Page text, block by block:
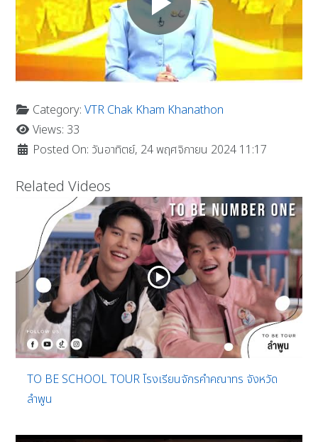
Category:VTR Chak Kham Khanathon
Views: 33
Posted On: วันอาทิตย์, 24 พฤศจิกายน 2024 11:17
Related Videos
TO BE SCHOOL TOUR โรงเรียนจักรคำคณาทร จังหวัด
ลำพูน